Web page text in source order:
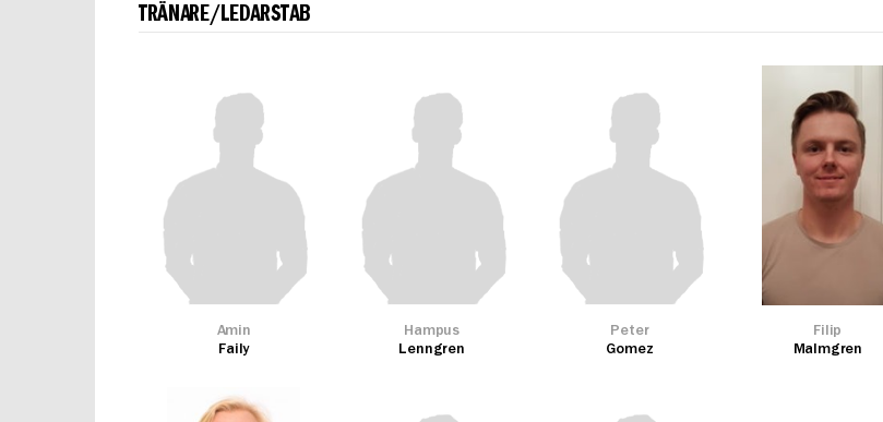
TRÄNARE/LEDARSTAB
Amin
Faily
Hampus
Lenngren
Peter
Gomez
Filip
Malmgren